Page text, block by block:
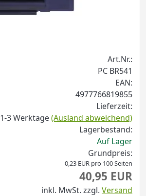
Art.Nr.:
PC BR541
EAN:
4977766819855
Lieferzeit:
1-3 Werktage(Ausland abweichend)
Lagerbestand:
Auf Lager
Grundpreis:
0,23 EUR pro 100 Seiten
40,95 EUR
inkl. MwSt. zzgl. Versand